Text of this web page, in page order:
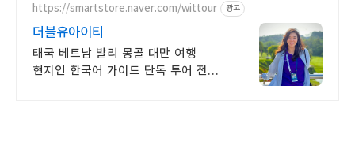
https://smartstore.naver.com/wittour 광고
더블유아이티
태국 베트남 발리 몽골 대만 여행
현지인 한국어 가이드 단독 투어 전문